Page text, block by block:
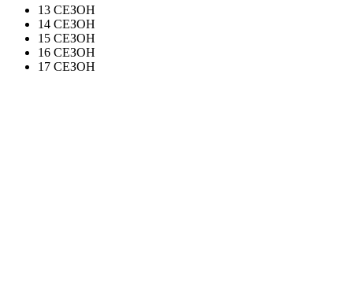
13 СЕЗОН
14 СЕЗОН
15 СЕЗОН
16 СЕЗОН
17 СЕЗОН